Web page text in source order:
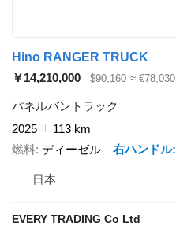
Hino RANGER TRUCK
￥14,210,000
$90,160 ≈ €78,030
パネルバントラック
2025
113 km
燃料 ディーゼル 右ハンドル
日本
EVERY TRADING Co Ltd